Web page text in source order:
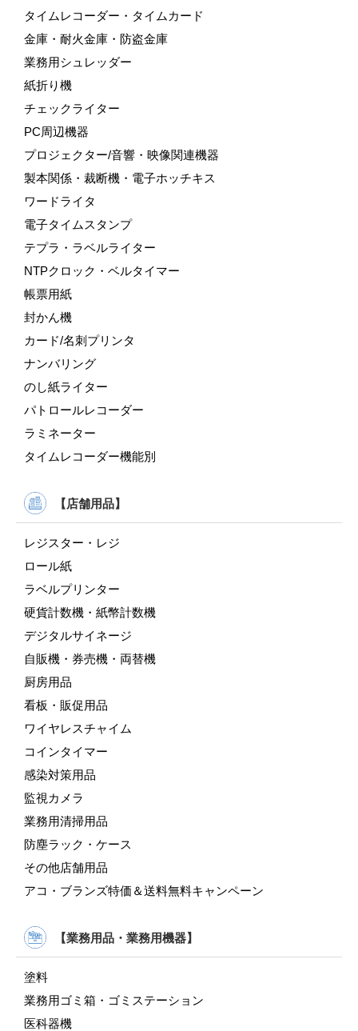
タイムレコーダー・タイムカード
金庫・耐火金庫・防盗金庫
業務用シュレッダー
紙折り機
チェックライター
PC周辺機器
プロジェクター/音響・映像関連機器
製本関係・裁断機・電子ホッチキス
ワードライタ
電子タイムスタンプ
テプラ・ラベルライター
NTPクロック・ベルタイマー
帳票用紙
封かん機
カード/名刺プリンタ
ナンバリング
のし紙ライター
パトロールレコーダー
ラミネーター
タイムレコーダー機能別
【店舗用品】
レジスター・レジ
ロール紙
ラベルプリンター
硬貨計数機・紙幣計数機
デジタルサイネージ
自販機・券売機・両替機
厨房用品
看板・販促用品
ワイヤレスチャイム
コインタイマー
感染対策用品
監視カメラ
業務用清掃用品
防塵ラック・ケース
その他店舗用品
アコ・ブランズ特価＆送料無料キャンペーン
【業務用品・業務用機器】
塗料
業務用ゴミ箱・ゴミステーション
医科器機